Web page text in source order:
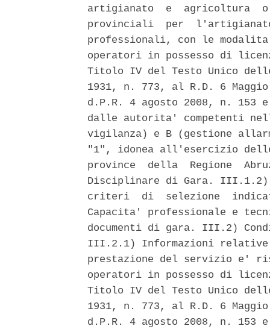
artigianato  e  agricoltura
provinciali  per
professionali, con le
operatori in possesso di
Titolo IV del Testo Unico
1931, n. 773, al R.D. 6
d.P.R. 4 agosto 2008, n.
dalle autorita' competenti
vigilanza) e B (gestione
"1", idonea all'esercizio
province  della  Regione
Disciplinare di Gara. III.1.2)
criteri  di  selezione
Capacita' professionale e
documenti di gara. III.2)
III.2.1) Informazioni relative
prestazione del servizio e'
operatori in possesso di
Titolo IV del Testo Unico
1931, n. 773, al R.D. 6
d.P.R. 4 agosto 2008, n.